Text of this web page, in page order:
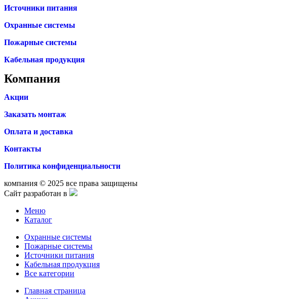
Источники питания
Охранные системы
Пожарные системы
Кабельная продукция
Компания
Акции
Заказать монтаж
Оплата и доставка
Контакты
Политика конфиденциальности
компания © 2025 все права защищены
Сайт разработан в
Меню
Каталог
Охранные системы
Пожарные системы
Источники питания
Кабельная продукция
Все категории
Главная страница